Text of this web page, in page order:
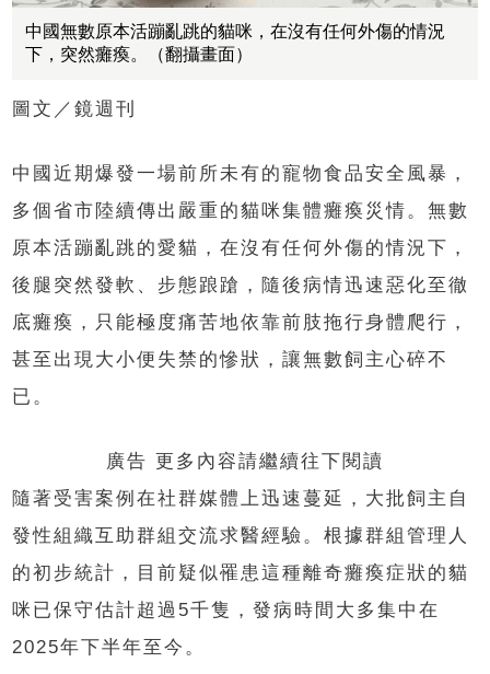
中國無數原本活蹦亂跳的貓咪，在沒有任何外傷的情況
下，突然癱瘓。（翻攝畫面）
圖文／鏡週刊
中國近期爆發一場前所未有的寵物食品安全風暴，
多個省市陸續傳出嚴重的貓咪集體癱瘓災情。無數
原本活蹦亂跳的愛貓，在沒有任何外傷的情況下，
後腿突然發軟、步態踉蹌，隨後病情迅速惡化至徹
底癱瘓，只能極度痛苦地依靠前肢拖行身體爬行，
甚至出現大小便失禁的慘狀，讓無數飼主心碎不
已。
廣告 更多內容請繼續往下閱讀
隨著受害案例在社群媒體上迅速蔓延，大批飼主自
發性組織互助群組交流求醫經驗。根據群組管理人
的初步統計，目前疑似罹患這種離奇癱瘓症狀的貓
咪已保守估計超過5千隻，發病時間大多集中在
2025年下半年至今。